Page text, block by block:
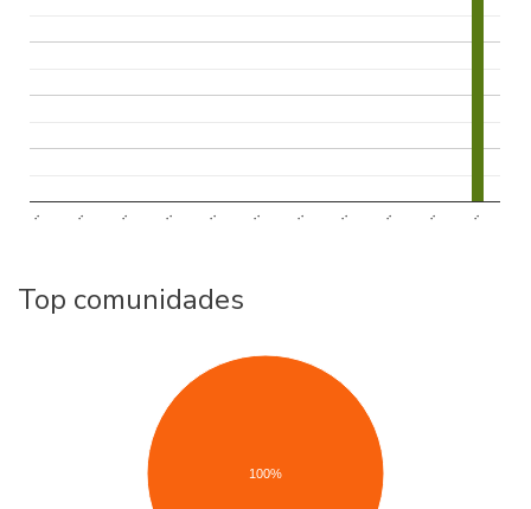
.. .. .. .. .. .. .. .. .. .. ..
Top comunidades
100%